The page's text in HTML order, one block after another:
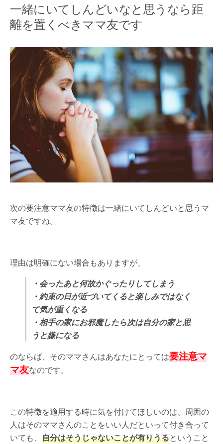
一緒にいてしんどいなと思うなら距
離を置くべきママ友です
次の要注意ママ友の特徴は一緒にいてしんどいと思うマ
マ友ですね。
理由は明確にない場合もありますが、
・会ったあと何故かぐったりしてしまう
・約束の日が近づいてくると楽しみではなく
て気が重くなる
・相手の家にお邪魔したら次は自分の家と思
うと嫌になる
のならば、そのママさんはあなたにとっては要注意マ
マ友なのです。
この特徴を適用する時に気を付けてほしいのは、周囲の
人はそのママさんのことをいい人だといって付き合って
いても、 自分はそうじゃないことが有りうるということ